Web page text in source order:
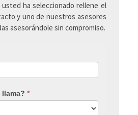
ha seleccionado rellene el
y uno de nuestros asesores
asesorándole sin compromiso.
llama?*